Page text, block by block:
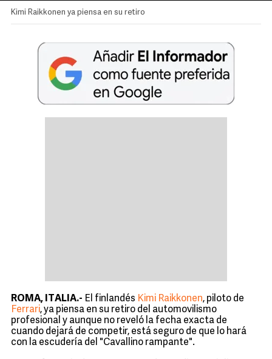
Kimi Raikkonen ya piensa en su retiro
ROMA, ITALIA.- El finlandés Kimi Raikkonen, piloto de
Ferrari, ya piensa en su retiro del automovilismo
profesional y aunque no reveló la fecha exacta de
cuando dejará de competir, está seguro de que lo hará
con la escudería del "Cavallino rampante".